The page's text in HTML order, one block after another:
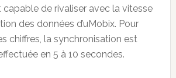
capable de rivaliser avec la vitesse
des données d’uMobix. Pour
chiffres, la synchronisation est
en 5 à 10 secondes.